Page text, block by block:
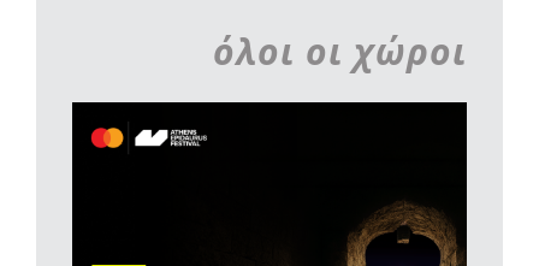
όλοι οι χώροι